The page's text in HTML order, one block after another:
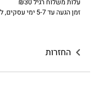
זמן הגעה עד 5-7 ימי עסקים, לכתובת המבוקשת
החזרות